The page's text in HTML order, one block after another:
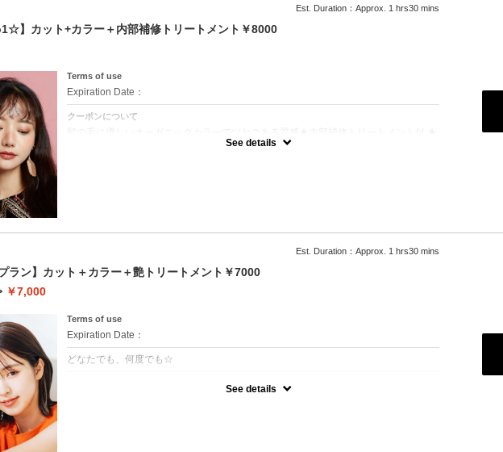
Est. Duration：Approx. 1 hrs30 mins
】カット+カラー＋内部補修トリートメント￥8000
Terms of use
Expiration Date：
クーポンについて
白髪染め可能（※白髪染め＋500円）★ロング料金無料★シャンプー・ブロー込
See details
Est. Duration：Approx. 1 hrs30 mins
プラン】カット＋カラー＋艶トリートメント￥7000
￥7,000
Terms of use
Expiration Date：
どなたでも、何度でも☆
See details